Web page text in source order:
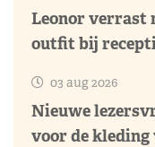
Leonor verrast
outfit bij
03 aug 2026
Nieuwe
voor de kleding